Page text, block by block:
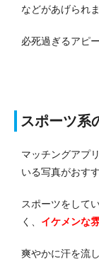
などがあげられま
必死過ぎるアピ
スポーツ系
マッチングアプ
いる写真がおす
スポーツをして
く、 イケメンな
爽やかに汗を流